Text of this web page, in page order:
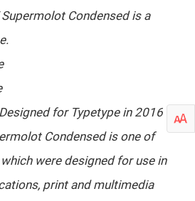
Supermolot Condensed is a
Designed for Typetype in 2016 by
Condensed is one of
were designed for use in
print and multimedia